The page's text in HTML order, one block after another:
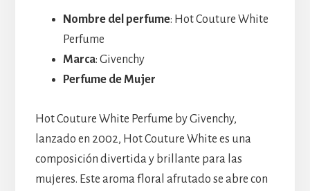
Nombre del perfume: Hot Couture White
Perfume
Marca: Givenchy
Perfume de Mujer
Hot Couture White Perfume by Givenchy,
lanzado en 2002, Hot Couture White es una
composición divertida y brillante para las
mujeres. Este aroma floral afrutado se abre con